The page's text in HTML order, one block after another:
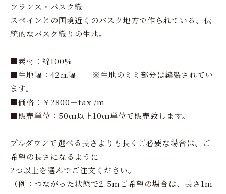
フランス・バスク織
スペインとの国境近くのバスク地方で作られている、伝
統的なバスク織りの生地。
■素材：綿100%
■生地幅：42㎝幅 ※生地のミミ部分は縫製されてい
ます。
■価格：￥2800＋tax /m
■販売単位：50㎝以上10㎝単位で販売致します。
プルダウンで選べる長さよりも長くご必要な場合は、ご
希望の長さになるように
2つ以上を選んでご注文ください。
（例：つながった状態で2.5mご希望の場合は、長さ1m